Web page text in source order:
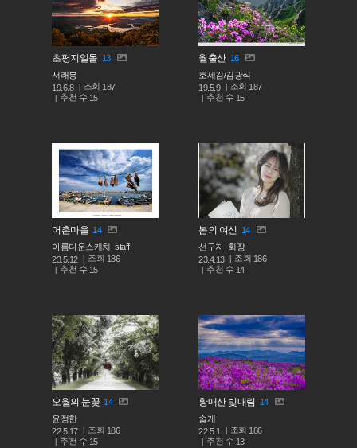
초평지일몰 13
서래봉
19.6.8
조회 187
추천 수 15
월출산 16
호세김/김광식
19.5.9
조회 187
추천 수 15
어촌마을 14
아름다운스케치_staff
23.5.12
조회 186
추천 수 15
봄의 여신 14
선구자_회장
23.4.13
조회 186
추천 수 14
오월의 눈꽃 14
윤정한
22.5.17
조회 186
추천 수 15
황매산 빛내림 14
솔개
22.5.1
조회 186
추천 수 13